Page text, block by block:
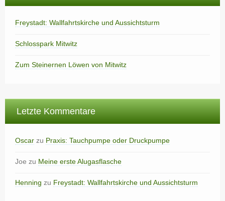
Freystadt: Wallfahrtskirche und Aussichtsturm
Schlosspark Mitwitz
Zum Steinernen Löwen von Mitwitz
Letzte Kommentare
Oscar zu Praxis: Tauchpumpe oder Druckpumpe
Joe zu Meine erste Alugasflasche
Henning zu Freystadt: Wallfahrtskirche und Aussichtsturm